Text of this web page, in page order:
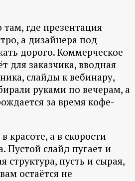
где презентация
а дизайнера под
дорого. Коммерческое
для заказчика, вводная
слайды к вебинару,
руками по вечерам, а
за время кофе-
красоте, а в скорости
Пустой слайд пугает и
структура, пусть и сырая,
остаётся не